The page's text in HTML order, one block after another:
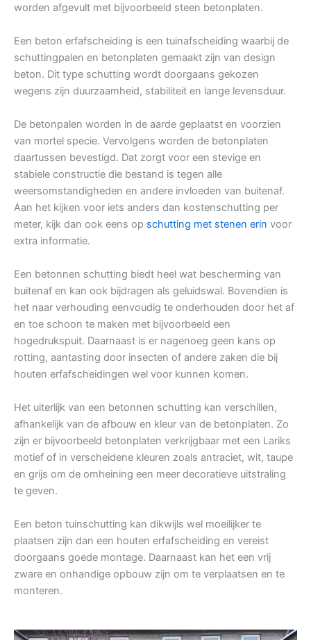
worden afgevult met bijvoorbeeld steen betonplaten.
Een beton erfafscheiding is een tuinafscheiding waarbij de
schuttingpalen en betonplaten gemaakt zijn van design
beton. Dit type schutting wordt doorgaans gekozen
wegens zijn duurzaamheid, stabiliteit en lange levensduur.
De betonpalen worden in de aarde geplaatst en voorzien
van mortel specie. Vervolgens worden de betonplaten
daartussen bevestigd. Dat zorgt voor een stevige en
stabiele constructie die bestand is tegen alle
weersomstandigheden en andere invloeden van buitenaf.
Aan het kijken voor iets anders dan kostenschutting per
meter, kijk dan ook eens op schutting met stenen erin voor
extra informatie.
Een betonnen schutting biedt heel wat bescherming van
buitenaf en kan ook bijdragen als geluidswal. Bovendien is
het naar verhouding eenvoudig te onderhouden door het af
en toe schoon te maken met bijvoorbeeld een
hogedrukspuit. Daarnaast is er nagenoeg geen kans op
rotting, aantasting door insecten of andere zaken die bij
houten erfafscheidingen wel voor kunnen komen.
Het uiterlijk van een betonnen schutting kan verschillen,
afhankelijk van de afbouw en kleur van de betonplaten. Zo
zijn er bijvoorbeeld betonplaten verkrijgbaar met een Lariks
motief of in verscheidene kleuren zoals antraciet, wit, taupe
en grijs om de omheining een meer decoratieve uitstraling
te geven.
Een beton tuinschutting kan dikwijls wel moeilijker te
plaatsen zijn dan een houten erfafscheiding en vereist
doorgaans goede montage. Daarnaast kan het een vrij
zware en onhandige opbouw zijn om te verplaatsen en te
monteren.